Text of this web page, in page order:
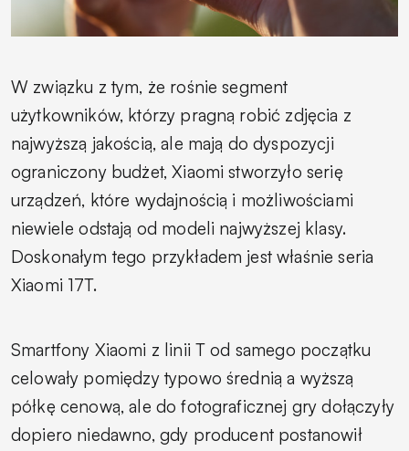
W związku z tym, że rośnie segment
użytkowników, którzy pragną robić zdjęcia z
najwyższą jakością, ale mają do dyspozycji
ograniczony budżet, Xiaomi stworzyło serię
urządzeń, które wydajnością i możliwościami
niewiele odstają od modeli najwyższej klasy.
Doskonałym tego przykładem jest właśnie seria
Xiaomi 17T.
Smartfony Xiaomi z linii T od samego początku
celowały pomiędzy typowo średnią a wyższą
półkę cenową, ale do fotograficznej gry dołączyły
dopiero niedawno, gdy producent postanowił